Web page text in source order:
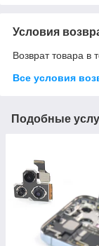
Условия
Возврат товара в
Все условия
Подобные